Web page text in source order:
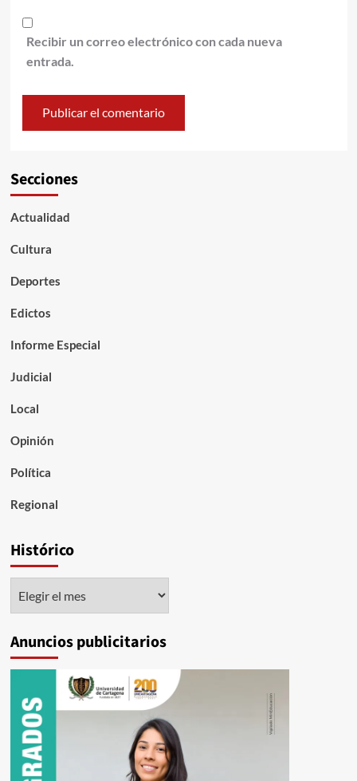
Recibir un correo electrónico con cada nueva
entrada.
Secciones
Actualidad
Cultura
Deportes
Edictos
Informe Especial
Judicial
Local
Opinión
Política
Regional
Histórico
Anuncios publicitarios